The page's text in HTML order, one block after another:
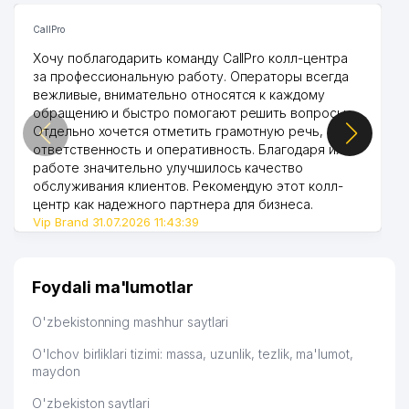
CallPro
Хочу поблагодарить команду CallPro колл-центра
за профессиональную работу. Операторы всегда
вежливые, внимательно относятся к каждому
обращению и быстро помогают решить вопросы.
Отдельно хочется отметить грамотную речь,
ответственность и оперативность. Благодаря их
работе значительно улучшилось качество
обслуживания клиентов. Рекомендую этот колл-
центр как надежного партнера для бизнеса.
Vip Brand 31.07.2026 11:43:39
Foydali ma'lumotlar
O'zbekistonning mashhur saytlari
O'lchov birliklari tizimi: massa, uzunlik, tezlik, ma'lumot,
maydon
O'zbekiston saytlari